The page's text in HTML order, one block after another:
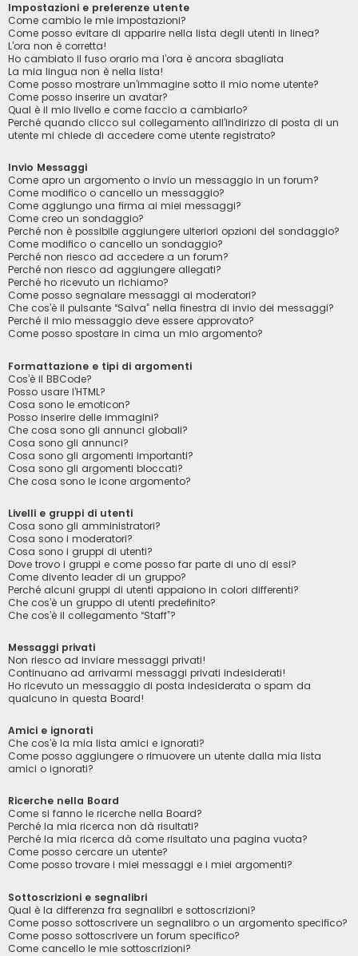
Impostazioni e preferenze utente
Come cambio le mie impostazioni?
Come posso evitare di apparire nella lista degli utenti in linea?
L’ora non è corretta!
Ho cambiato il fuso orario ma l’ora è ancora sbagliata
La mia lingua non è nella lista!
Come posso mostrare un’immagine sotto il mio nome utente?
Come posso inserire un avatar?
Qual è il mio livello e come faccio a cambiarlo?
Perché quando clicco sul collegamento all’indirizzo di posta di un
utente mi chiede di accedere come utente registrato?
Invio Messaggi
Come apro un argomento o invio un messaggio in un forum?
Come modifico o cancello un messaggio?
Come aggiungo una firma ai miei messaggi?
Come creo un sondaggio?
Perché non è possibile aggiungere ulteriori opzioni del sondaggio?
Come modifico o cancello un sondaggio?
Perché non riesco ad accedere a un forum?
Perché non riesco ad aggiungere allegati?
Perché ho ricevuto un richiamo?
Come posso segnalare messaggi ai moderatori?
Che cos’è il pulsante “Salva” nella finestra di invio dei messaggi?
Perché il mio messaggio deve essere approvato?
Come posso spostare in cima un mio argomento?
Formattazione e tipi di argomenti
Cos’è il BBCode?
Posso usare l’HTML?
Cosa sono le emoticon?
Posso inserire delle immagini?
Che cosa sono gli annunci globali?
Cosa sono gli annunci?
Cosa sono gli argomenti importanti?
Cosa sono gli argomenti bloccati?
Che cosa sono le icone argomento?
Livelli e gruppi di utenti
Cosa sono gli amministratori?
Cosa sono i moderatori?
Cosa sono i gruppi di utenti?
Dove trovo i gruppi e come posso far parte di uno di essi?
Come divento leader di un gruppo?
Perché alcuni gruppi di utenti appaiono in colori differenti?
Che cos’è un gruppo di utenti predefinito?
Che cos’è il collegamento “Staff”?
Messaggi privati
Non riesco ad inviare messaggi privati!
Continuano ad arrivarmi messaggi privati indesiderati!
Ho ricevuto un messaggio di posta indesiderata o spam da
qualcuno in questa Board!
Amici e ignorati
Che cos’è la mia lista amici e ignorati?
Come posso aggiungere o rimuovere un utente dalla mia lista
amici o ignorati?
Ricerche nella Board
Come si fanno le ricerche nella Board?
Perché la mia ricerca non dà risultati?
Perché la mia ricerca dà come risultato una pagina vuota?
Come posso cercare un utente?
Come posso trovare i miei messaggi e i miei argomenti?
Sottoscrizioni e segnalibri
Qual è la differenza fra segnalibri e sottoscrizioni?
Come posso sottoscrivere un segnalibro o un argomento specifico?
Come posso sottoscrivere un forum specifico?
Come cancello le mie sottoscrizioni?